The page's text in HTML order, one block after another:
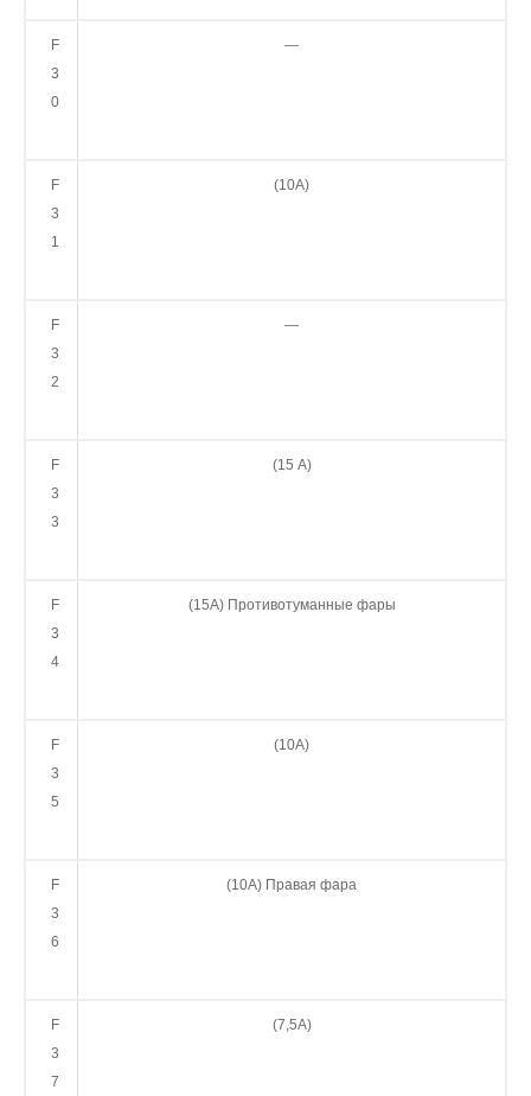
F
3
0
—
F
3
1
(10А)
F
3
2
—
F
3
3
(15 А)
F
3
4
(15А) Противотуманные фары
F
3
5
(10А)
F
3
6
(10А) Правая фара
F
3
7
(7,5А)